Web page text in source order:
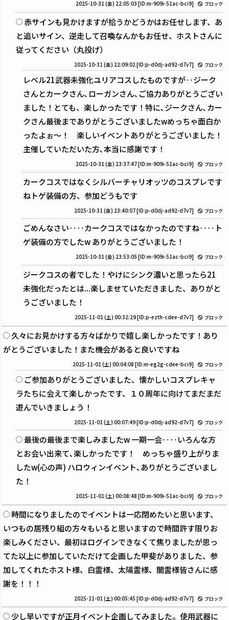
2025-10-31 (金) 22:05:03 [ID:m-909i-51ac-bci9] ブロック
赤サインも見かけますが拾うかどうかはお任せします、あ
と追いサイン、逆走して召喚なんかもお任せ、ホストさんに
従ってください（丸投げ）
2025-10-31 (金) 22:09:02[ID:p-d0dj-ad92-d7v7] ブロック
レベル21武器未強化ユリアコスしたものですが‥ジーク
さんとカークさん､ローガンさん､ご協力ありがとうござい
ました！とても、楽しかったです！特に､ジークさん､カー
クさん最後までありがとうございましたwめっちゃ面白か
ったよぉ〜！ 楽しいイベントありがとうございました！
主催していただいた方､本当に感謝です！
2025-10-31 (金) 23:37:47[ID:m-909i-51ac-bci9] ブロック
カークコスではなくシルバーチャリオッツのコスプレです
ねトゲ装備の方、参加どうもです
2025-10-31 (金) 23:40:07[ID:p-d0dj-ad92-d7v7] ブロック
ごめんなさい‥‥カークコスではなかったのですね‥‥ト
ゲ装備の方でしたw ありがとうございました！
2025-10-31 (金) 23:53:05 [ID:m-909i-51ac-bci9] ブロック
ジークコスの者でした！やけにシンク濃いと思ったら21
未強化だったとは...楽しませていただきました、ありがと
うございました！
2025-11-01 (土) 00:32:29[ID:p-ezth-cdee-d7v7] ブロック
久々にお見かけする方々ばかりで嬉し楽しかったです！あり
がとうございました！また機会があると良いですね
2025-11-01 (土) 00:04:08 [ID:m-eg2g-cdee-bci9] ブロック
ご参加ありがとうございました、懐かしいコスプレキャ
ラたちに会えて楽しかったです、１０周年に向けてまだまだ
遊んでいきましょう！
2025-11-01 (土) 00:07:49[ID:p-d0dj-ad92-d7v7] ブロック
最後の最後まで楽しみましたw 一期一会‥‥いろんな方
とお会い出来て､楽しかったです！ めっちゃ盛り上がりま
したw(心の声) ハロウィンイベント､ありがとうございまし
た！
2025-11-01 (土) 00:08:48 [ID:m-909i-51ac-bci9] ブロック
時間になりましたのでイベントは一応閉めたいと思います、
いつもの居残り組の方々もいると思いますので時間許す限りお
楽しみください、最初はログインできなくて焦りましたが思っ
てた以上に参加していただけて企画した甲斐がありました、参
加してくれたホスト様、白霊様、太陽霊様、闇霊様皆さんに感
謝を！！！
2025-11-01 (土) 00:05:45 [ID:p-d0dj-ad92-d7v7] ブロック
少し早いですが正月イベント企画してみました。使用武器に